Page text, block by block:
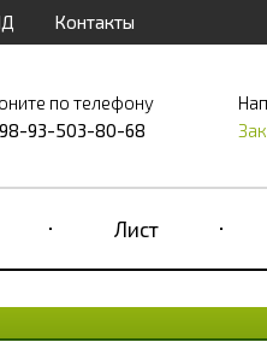
Контакты
по телефону
93-503-80-68
Лист